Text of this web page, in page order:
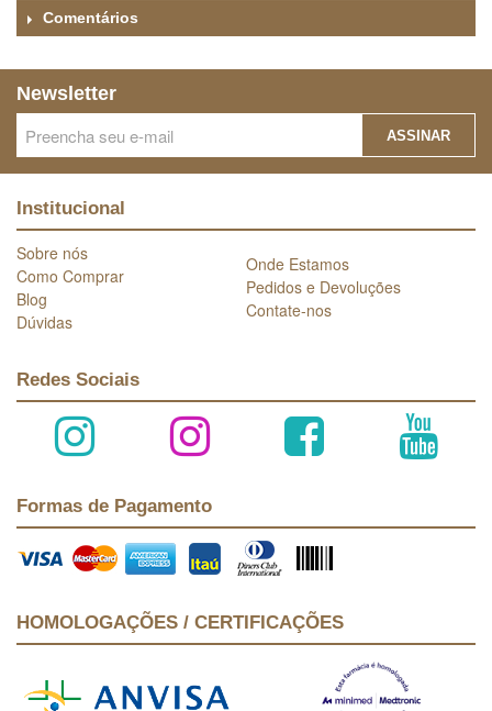
Comentários
Newsletter
ASSINAR
Institucional
Sobre nós
Como Comprar
Blog
Dúvidas
Onde Estamos
Pedidos e Devoluções
Contate-nos
Redes Sociais
Formas de Pagamento
HOMOLOGAÇÕES / CERTIFICAÇÕES